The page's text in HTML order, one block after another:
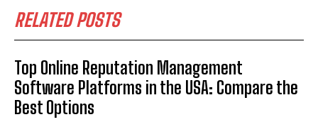
RELATED POSTS
Top Online Reputation Management
Software Platforms in the USA: Compare the
Best Options